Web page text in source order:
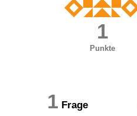
1
Punkte
1 Frage